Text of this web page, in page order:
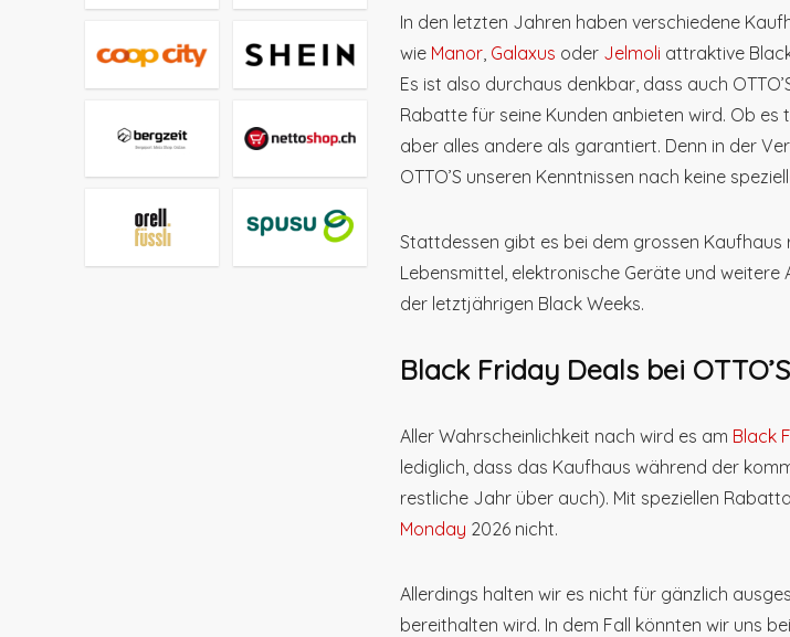
In den letzten Jahren haben verschiedene
wie Manor Galaxus oder Jelmoli attraktive
Es ist also durchaus denkbar, dass auch
Rabatte für seine Kunden anbieten wird. Ob
aber alles andere als garantiert. Denn in der
OTTO’S unseren Kenntnissen nach keine
Stattdessen gibt es bei dem grossen
Lebensmittel, elektronische Geräte und
der letztjährigen Black Weeks.
Black Friday Deals bei
Aller Wahrscheinlichkeit nach wird es am Black
lediglich, dass das Kaufhaus während der
restliche Jahr über auch). Mit speziellen
Monday 2026 nicht.
Allerdings halten wir es nicht für gänzlich
bereithalten wird. In dem Fall könnten wir uns